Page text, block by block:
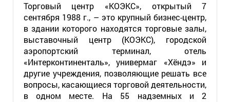
Торговый центр «КОЭКС», открытый 7
сентября 1988 г., – это крупный бизнес-центр,
в здании которого находятся торговые залы,
выставочный центр (КОЭКС), городской
аэропортский терминал, отель
«Интерконтиненталь», универмаг «Хёндэ» и
другие учреждения, позволяющие решать все
вопросы, касающиеся торговой деятельности,
в одном месте. На 55 надземных и 2